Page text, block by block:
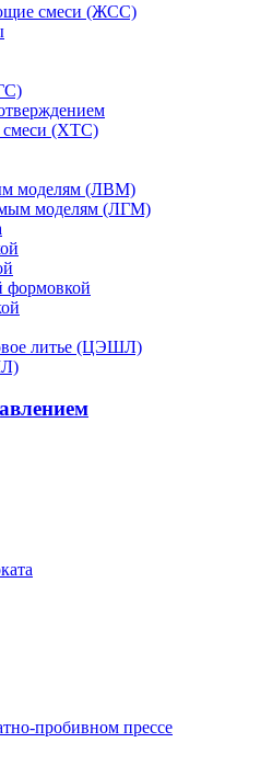
смеси (ЖСС)
смеси (ХТС)
моделям (ЛВМ)
моделям (ЛГМ)
формовкой
литье (ЦЭШЛ)
пробивном прессе